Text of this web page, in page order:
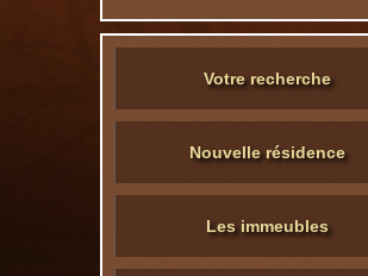
Votre recherche
Nouvelle résidence
Les immeubles